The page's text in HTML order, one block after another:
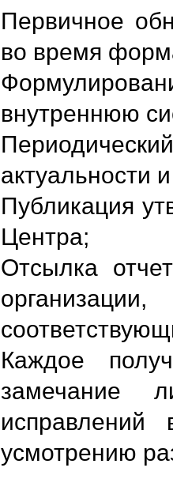
Первичное
во время
внутреннюю
актуальности
Публикация
Центра;
Отсылка
Каждое
замечание
исправлений
усмотрению